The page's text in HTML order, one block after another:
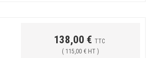
138,00 € TTC
( 115,00 € HT )